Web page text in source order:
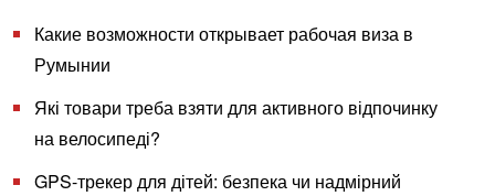
Какие возможности открывает рабочая виза в
Румынии
Які товари треба взяти для активного відпочинку
на велосипеді?
GPS-трекер для дітей: безпека чи надмірний